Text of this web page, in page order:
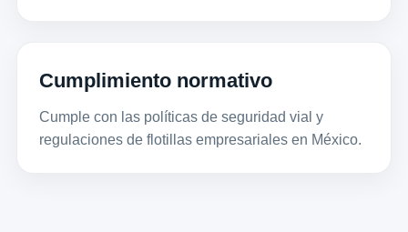
Cumplimiento normativo
Cumple con las políticas de seguridad vial y
regulaciones de flotillas empresariales en México.